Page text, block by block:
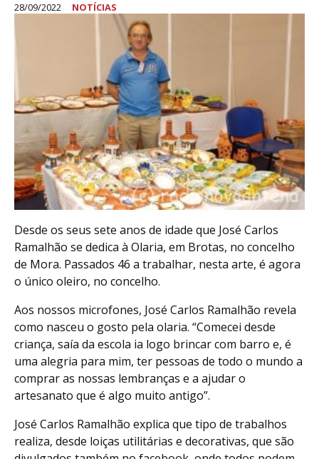
28/09/2022 NOTÍCIAS
Desde os seus sete anos de idade que José Carlos
Ramalhão se dedica à Olaria, em Brotas, no concelho
de Mora. Passados 46 a trabalhar, nesta arte, é agora
o único oleiro, no concelho.
Aos nossos microfones, José Carlos Ramalhão revela
como nasceu o gosto pela olaria. “Comecei desde
criança, saía da escola ia logo brincar com barro e, é
uma alegria para mim, ter pessoas de todo o mundo a
comprar as nossas lembranças e a ajudar o
artesanato que é algo muito antigo”.
José Carlos Ramalhão explica que tipo de trabalhos
realiza, desde loiças utilitárias e decorativas, que são